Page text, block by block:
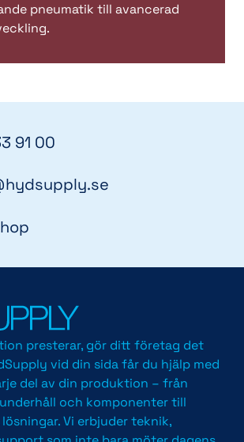
pneumatik till avancerad
91 00
presterar, gör ditt företag det
vid din sida får du hjälp med
del av din produktion – från
och komponenter till
Vi erbjuder teknik,